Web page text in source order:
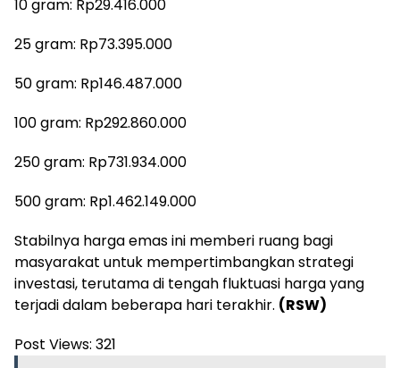
10 gram: Rp29.416.000
25 gram: Rp73.395.000
50 gram: Rp146.487.000
100 gram: Rp292.860.000
250 gram: Rp731.934.000
500 gram: Rp1.462.149.000
Stabilnya harga emas ini memberi ruang bagi
masyarakat untuk mempertimbangkan strategi
investasi, terutama di tengah fluktuasi harga yang
terjadi dalam beberapa hari terakhir. (RSW)
Post Views: 321